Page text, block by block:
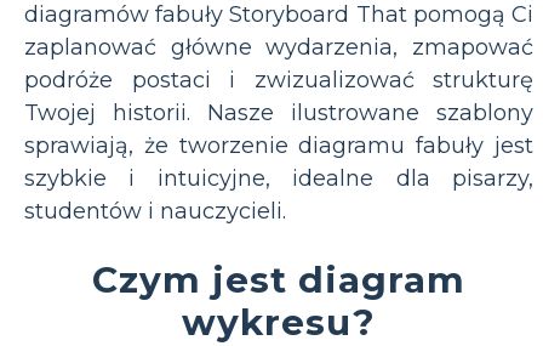
diagramów fabuły Storyboard That pomogą Ci
zaplanować główne wydarzenia, zmapować
podróże postaci i zwizualizować strukturę
Twojej historii. Nasze ilustrowane szablony
sprawiają, że tworzenie diagramu fabuły jest
szybkie i intuicyjne, idealne dla pisarzy,
studentów i nauczycieli.
Czym jest diagram
wykresu?